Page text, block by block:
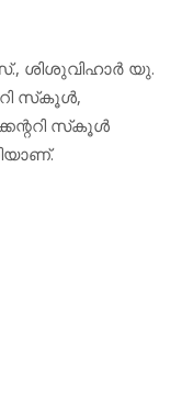
ശിശുവിഹാര്‍ യു.
സ്‌കൂള്‍,
സ്‌കൂള്‍